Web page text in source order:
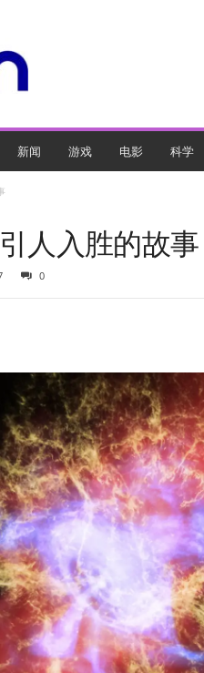
新闻 游戏 电影 科学
人入胜的故事
0